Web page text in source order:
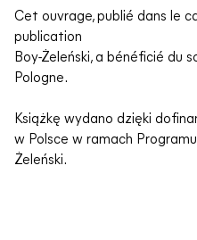
Cet ouvrage, publié dans le
publication
Boy-Żeleński, a bénéficié du
Pologne.
Książkę wydano dzięki
w Polsce w ramach
Żeleński.